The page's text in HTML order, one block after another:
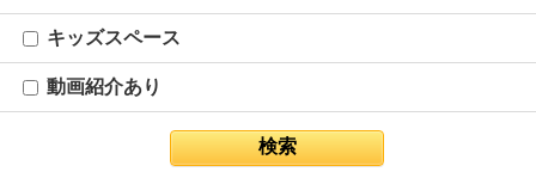
キッズスペース
動画紹介あり